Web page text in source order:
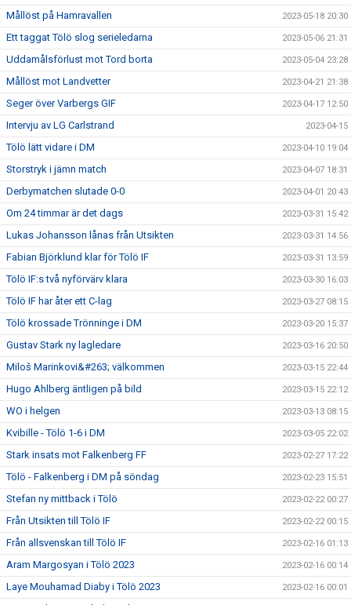
Mållöst på Hamravallen 2023-05-18 20:30
Ett taggat Tölö slog serieledarna 2023-05-06 21:31
Uddamålsförlust mot Tord borta 2023-05-04 23:28
Mållöst mot Landvetter 2023-04-21 21:38
Seger över Varbergs GIF 2023-04-17 12:50
Intervju av LG Carlstrand 2023-04-15
Tölö lätt vidare i DM 2023-04-10 19:04
Storstryk i jämn match 2023-04-07 18:31
Derbymatchen slutade 0-0 2023-04-01 20:43
Om 24 timmar är det dags 2023-03-31 15:42
Lukas Johansson lånas från Utsikten 2023-03-31 14:56
Fabian Björklund klar för Tölö IF 2023-03-31 13:59
Tölö IF:s två nyförvärv klara 2023-03-30 16:03
Tölö IF har åter ett C-lag 2023-03-27 08:15
Tölö krossade Trönninge i DM 2023-03-20 15:37
Gustav Stark ny lagledare 2023-03-16 20:50
Miloš Marinkovi&#263; välkommen 2023-03-15 22:44
Hugo Ahlberg äntligen på bild 2023-03-15 22:12
WO i helgen 2023-03-13 08:15
Kvibille - Tölö 1-6 i DM 2023-03-05 22:02
Stark insats mot Falkenberg FF 2023-02-27 17:22
Tölö - Falkenberg i DM på söndag 2023-02-23 15:51
Stefan ny mittback i Tölö 2023-02-22 00:27
Från Utsikten till Tölö IF 2023-02-22 00:15
Från allsvenskan till Tölö IF 2023-02-16 01:13
Aram Margosyan i Tölö 2023 2023-02-16 00:14
Laye Mouhamad Diaby i Tölö 2023 2023-02-16 00:01